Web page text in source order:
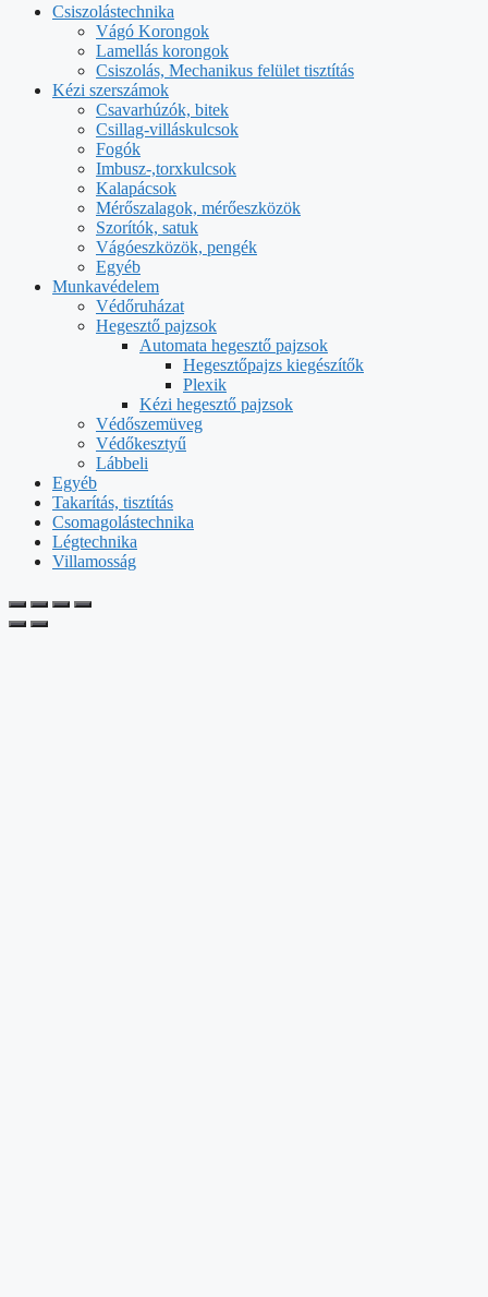
Csiszolástechnika
Vágó Korongok
Lamellás korongok
Csiszolás, Mechanikus felület tisztítás
Kézi szerszámok
Csavarhúzók, bitek
Csillag-villáskulcsok
Fogók
Imbusz-,torxkulcsok
Kalapácsok
Mérőszalagok, mérőeszközök
Szorítók, satuk
Vágóeszközök, pengék
Egyéb
Munkavédelem
Védőruházat
Hegesztő pajzsok
Automata hegesztő pajzsok
Hegesztőpajzs kiegészítők
Plexik
Kézi hegesztő pajzsok
Védőszemüveg
Védőkesztyű
Lábbeli
Egyéb
Takarítás, tisztítás
Csomagolástechnika
Légtechnika
Villamosság